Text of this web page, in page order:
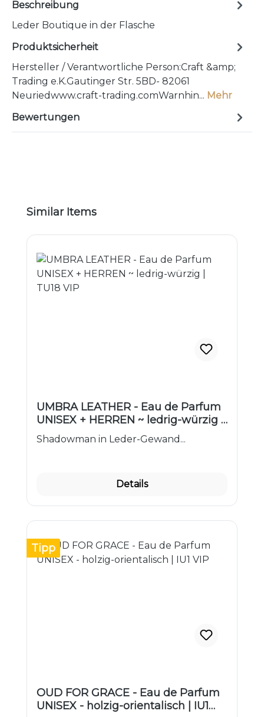
Beschreibung
Leder Boutique in der Flasche
Produktsicherheit
Hersteller / Verantwortliche Person:Craft &amp;
Trading e.K.Gautinger Str. 5BD- 82061
Neuriedwww.craft-trading.comWarnhin... Mehr
Bewertungen
Produktgalerie überspringen
Similar Items
UMBRA LEATHER - Eau de Parfum
UNISEX + HERREN ~ ledrig-würzig |
TU18 VIP
Shadowman in Leder-Gewand...
Details
Tipp
OUD FOR GRACE - Eau de Parfum
UNISEX - holzig-orientalisch | IU1